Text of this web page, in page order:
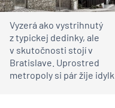
Vyzerá ako vystrihnutý
z typickej dedinky, ale
v skutočnosti stojí v
Bratislave. Uprostred
metropoly si pár žije idylku